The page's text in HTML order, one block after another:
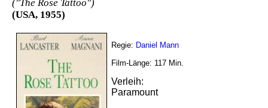
("The Rose Tattoo")
(USA, 1955)
Regie: Daniel Mann
Film-Länge: 117 Min.
Verleih:
Paramount